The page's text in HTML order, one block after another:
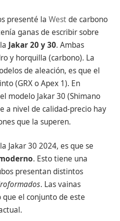
presenté la Westde carbono
ganas de escribir sobre
Jakar 20 y 30. Ambas
y horquilla (carbono). La
de aleación, es que el
(GRX o Apex 1). En
modelo Jakar 30 (Shimano
a nivel de calidad-precio hay
que la superen.
Jakar 30 2024, es que se
. Esto tiene una
presentan distintos
. Las vainas
el conjunto de este